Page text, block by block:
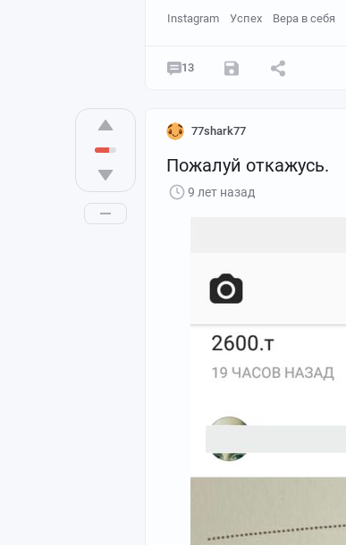
.
.
.
Instagram Успех Вера в себя
13
77shark77
Пожалуй откажусь.
9 лет назад